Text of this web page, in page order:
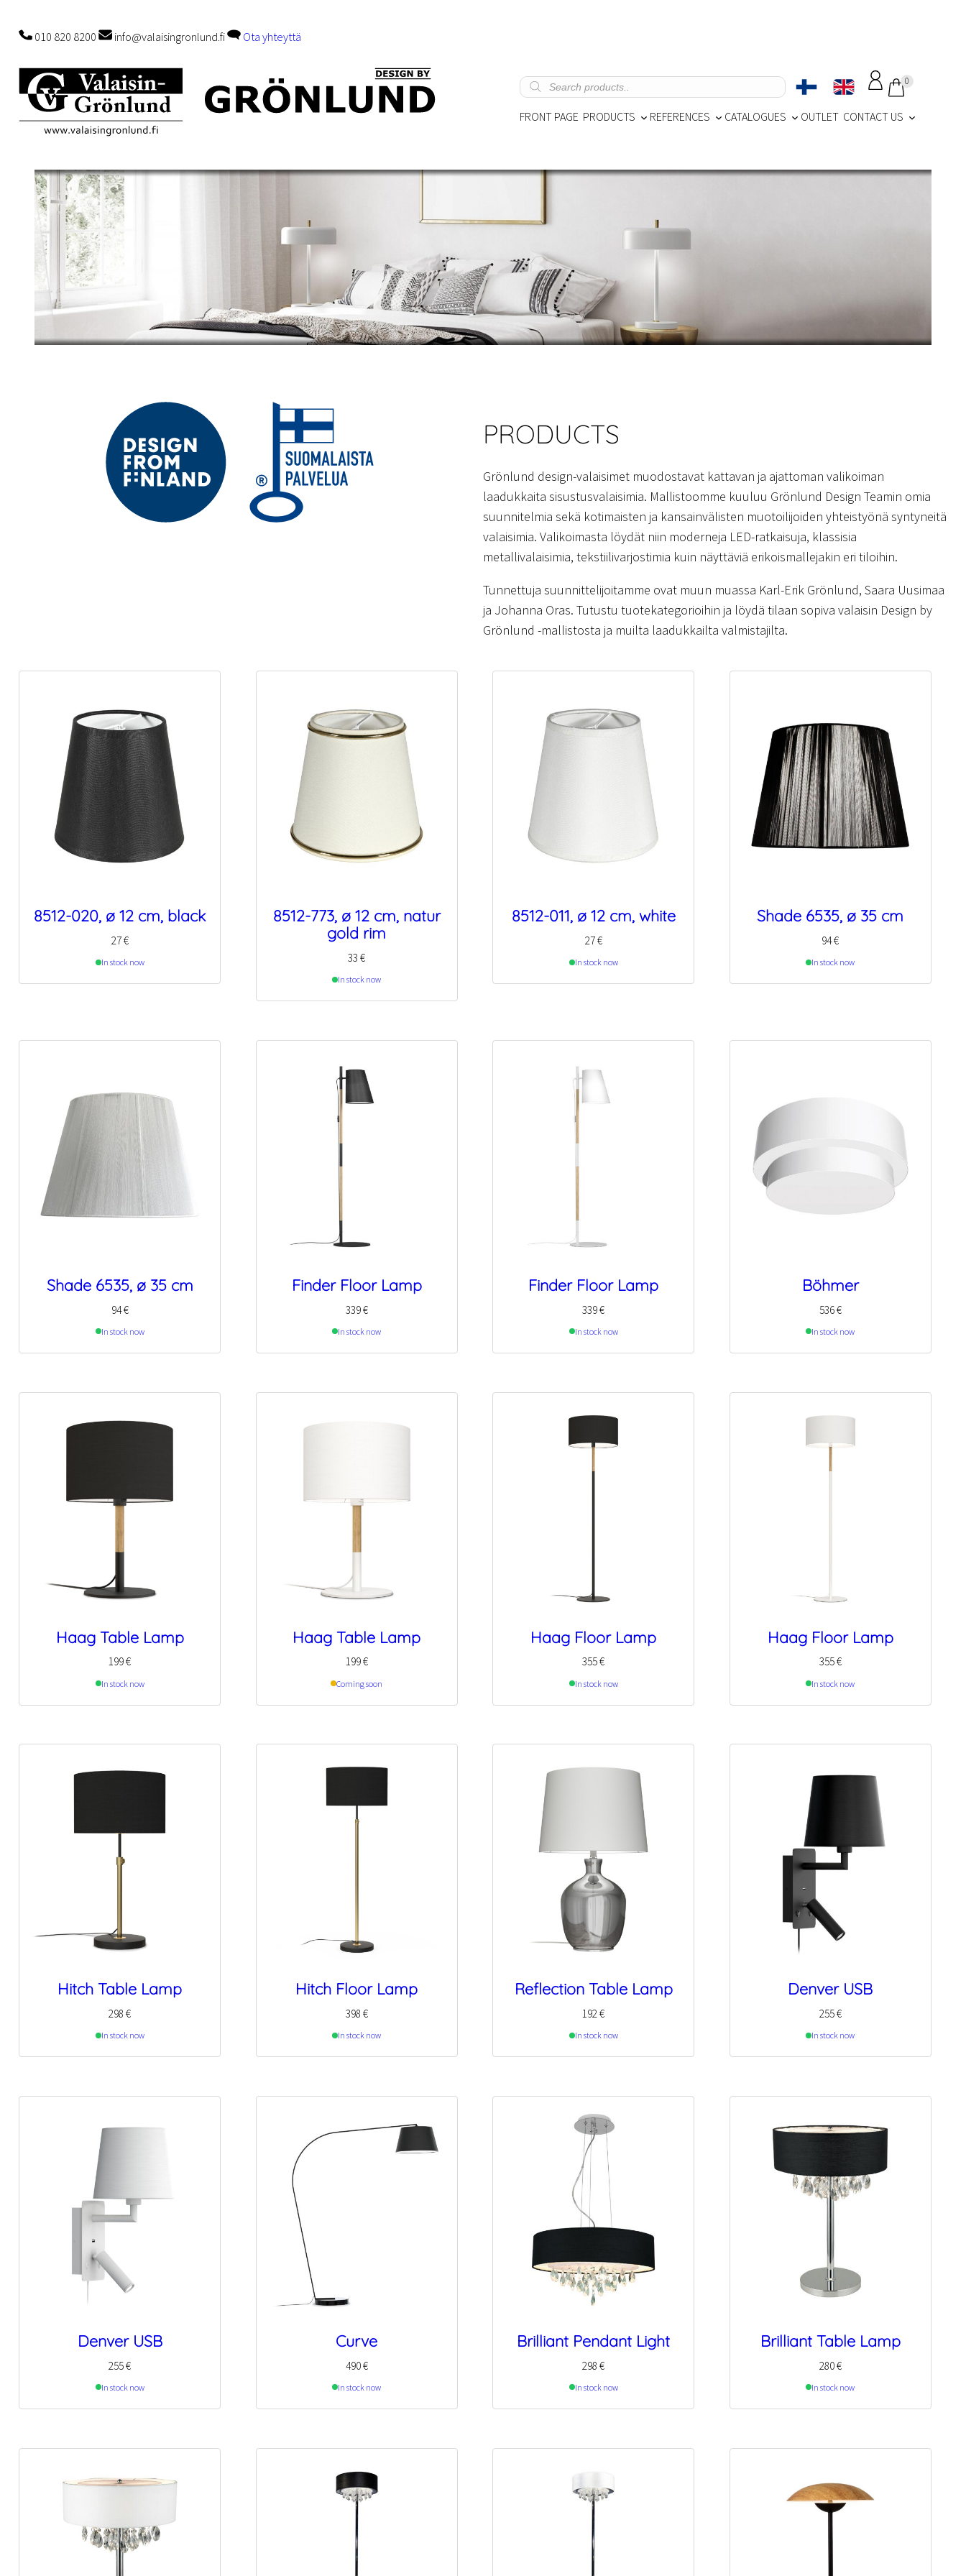
010 820 8200 info@valaisingronlund.fi Ota yhteyttä
Products
search
0
FRONT PAGE PRODUCTS REFERENCES CATALOGUES OUTLET CONTACT US
PRODUCTS
Grönlund design-valaisimet muodostavat kattavan ja ajattoman valikoiman
laadukkaita sisustusvalaisimia. Mallistoomme kuuluu Grönlund Design Teamin omia
suunnitelmia sekä kotimaisten ja kansainvälisten muotoilijoiden yhteistyönä syntyneitä
valaisimia. Valikoimasta löydät niin moderneja LED-ratkaisuja, klassisia
metallivalaisimia, tekstiilivarjostimia kuin näyttäviä erikoismallejakin eri tiloihin.
Tunnettuja suunnittelijoitamme ovat muun muassa Karl-Erik Grönlund, Saara Uusimaa
ja Johanna Oras. Tutustu tuotekategorioihin ja löydä tilaan sopiva valaisin Design by
Grönlund -mallistosta ja muilta laadukkailta valmistajilta.
8512-020, ø 12 cm, black
27€
In stock now
8512-773, ø 12 cm, natur
gold rim
33€
In stock now
8512-011, ø 12 cm, white
27€
In stock now
Shade 6535, ø 35 cm
94€
In stock now
Shade 6535, ø 35 cm
94€
In stock now
Finder Floor Lamp
339€
In stock now
Finder Floor Lamp
339€
In stock now
Böhmer
536€
In stock now
Haag Table Lamp
199€
In stock now
Haag Table Lamp
199€
Coming soon
Haag Floor Lamp
355€
In stock now
Haag Floor Lamp
355€
In stock now
Hitch Table Lamp
298€
In stock now
Hitch Floor Lamp
398 €
In stock now
Reflection Table Lamp
192€
In stock now
Denver USB
255€
In stock now
Denver USB
255€
In stock now
Curve
490€
In stock now
Brilliant Pendant Light
298€
In stock now
Brilliant Table Lamp
280€
In stock now